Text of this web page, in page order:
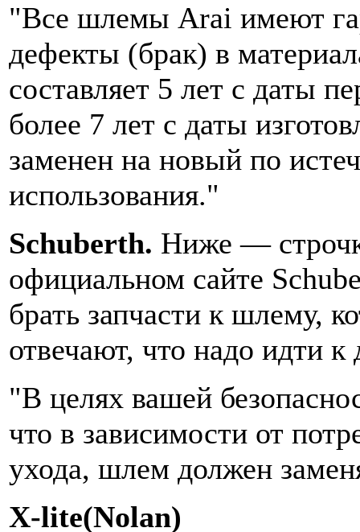
"Все шлемы Arai имеют
дефекты (брак) в
составляет 5 лет с даты
более 7 лет с даты
заменен на новый по
использования."
Schuberth. Ниже —
официальном сайте
брать запчасти к шлему,
отвечают, что надо идти
"В целях вашей
что в зависимости от
ухода, шлем должен
X-lite(Nolan)